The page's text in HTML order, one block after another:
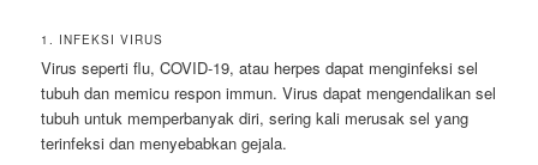
1. INFEKSI VIRUS
Virus seperti flu, COVID-19, atau herpes dapat menginfeksi sel
tubuh dan memicu respon immun. Virus dapat mengendalikan sel
tubuh untuk memperbanyak diri, sering kali merusak sel yang
terinfeksi dan menyebabkan gejala.